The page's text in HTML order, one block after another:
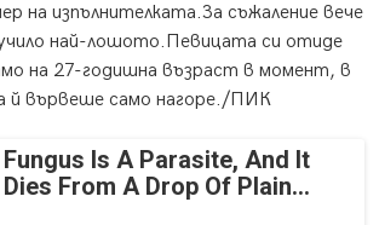
на изпълнителката.За съжаление вече
най-лошото.Певицата си отиде
на 27-годишна възраст в момент, в
й вървеше само нагоре./ПИК
Fungus Is A Parasite, And It
Dies From A Drop Of Plain...